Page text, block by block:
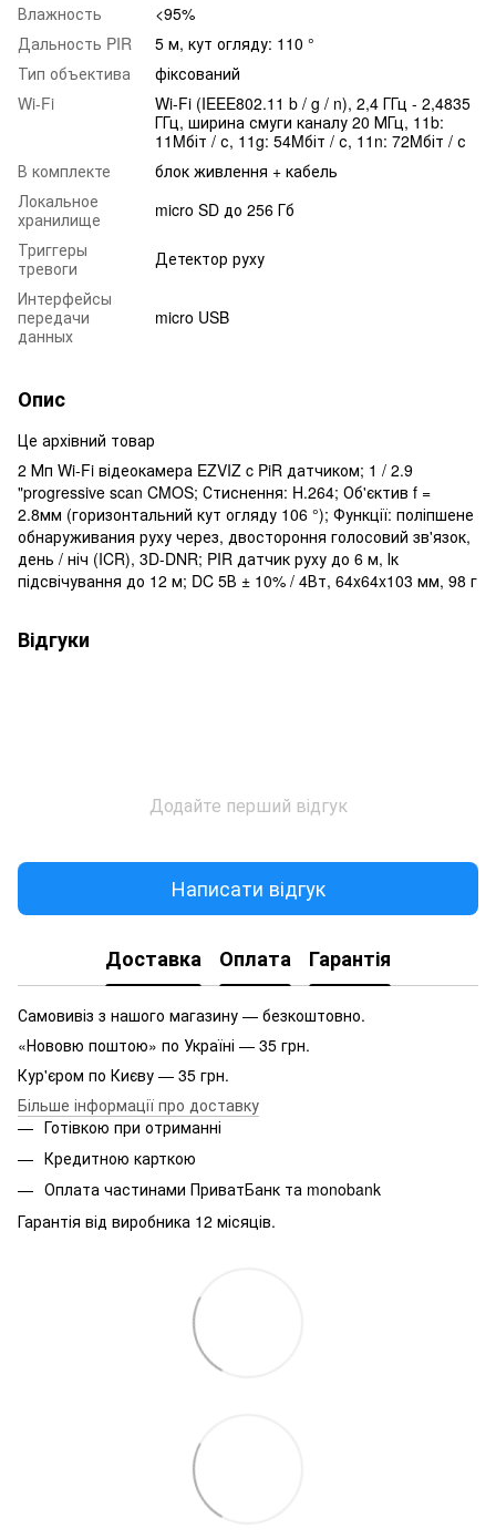
Влажность
<95%
Дальность PIR
5 м, кут огляду: 110 °
Тип объектива
фіксований
Wi-Fi
Wi-Fi (IEEE802.11 b / g / n), 2,4 ГГц - 2,4835
ГГц, ширина смуги каналу 20 МГц, 11b:
11Mбіт / с, 11g: 54Mбіт / с, 11n: 72Mбіт / с
В комплекте
блок живлення + кабель
Локальное
хранилище
micro SD до 256 Гб
Триггеры
тревоги
Детектор руху
Интерфейсы
передачи
данных
micro USB
Опис
Це архівний товар
2 Мп Wi-Fi відеокамера EZVIZ c PiR датчиком; 1 / 2.9
"progressive scan CMOS; Стиснення: H.264; Об'єктив f =
2.8мм (горизонтальний кут огляду 106 °); Функції: поліпшене
обнаруживания руху через, двостороння голосовий зв'язок,
день / ніч (ICR), 3D-DNR; PIR датчик руху до 6 м, Ік
підсвічування до 12 м; DC 5В ± 10% / 4Вт, 64x64x103 мм, 98 г
Відгуки
Додайте перший відгук
Написати відгук
Доставка Оплата Гарантія
Самовивіз з нашого магазину — безкоштовно.
«Нововю поштою» по Україні — 35 грн.
Кур'єром по Києву — 35 грн.
Більше інформації про доставку
Готівкою при отриманні
Кредитною карткою
Оплата частинами ПриватБанк та monobank
Гарантія від виробника 12 місяців.